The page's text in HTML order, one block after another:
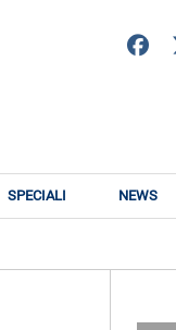
SPECIALI NEWS